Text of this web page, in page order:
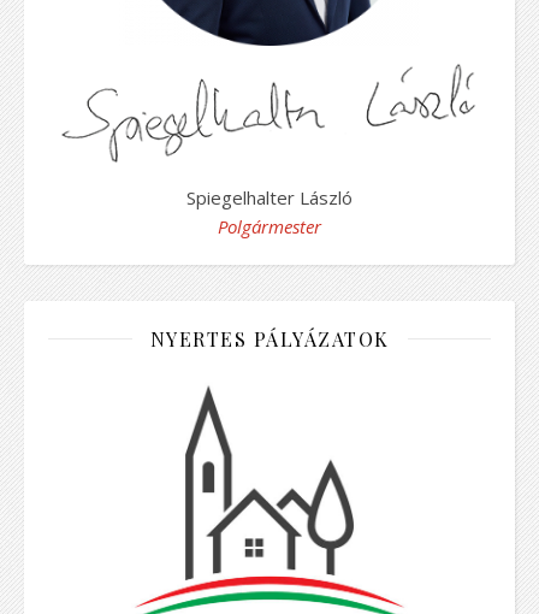
Spiegelhalter László
Polgármester
NYERTES PÁLYÁZATOK